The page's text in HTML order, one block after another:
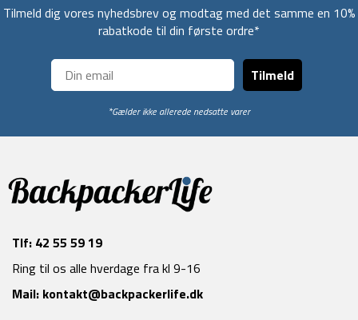
Tilmeld dig vores nyhedsbrev og modtag med det samme en 10%
rabatkode til din første ordre*
Tilmeld
*Gælder ikke allerede nedsatte varer
Tlf: 42 55 59 19
Ring til os alle hverdage fra kl 9-16
Mail: kontakt@backpackerlife.dk